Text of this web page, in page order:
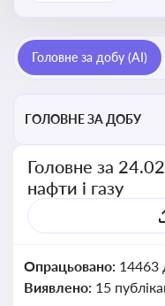
Головне за добу (AI)
ГОЛОВНЕ ЗА ДОБУ
Головне за
нафти і газу
Опрацьовано: 14463
Виявлено: 15